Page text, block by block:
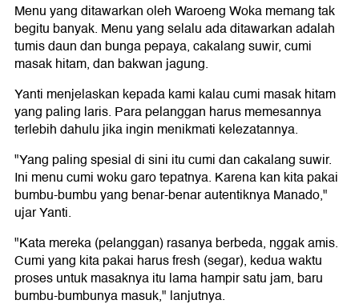
Menu yang ditawarkan oleh Waroeng Woka memang tak
begitu banyak. Menu yang selalu ada ditawarkan adalah
tumis daun dan bunga pepaya, cakalang suwir, cumi
masak hitam, dan bakwan jagung.
Yanti menjelaskan kepada kami kalau cumi masak hitam
yang paling laris. Para pelanggan harus memesannya
terlebih dahulu jika ingin menikmati kelezatannya.
"Yang paling spesial di sini itu cumi dan cakalang suwir.
Ini menu cumi woku garo tepatnya. Karena kan kita pakai
bumbu-bumbu yang benar-benar autentiknya Manado,"
ujar Yanti.
"Kata mereka (pelanggan) rasanya berbeda, nggak amis.
Cumi yang kita pakai harus fresh (segar), kedua waktu
proses untuk masaknya itu lama hampir satu jam, baru
bumbu-bumbunya masuk," lanjutnya.